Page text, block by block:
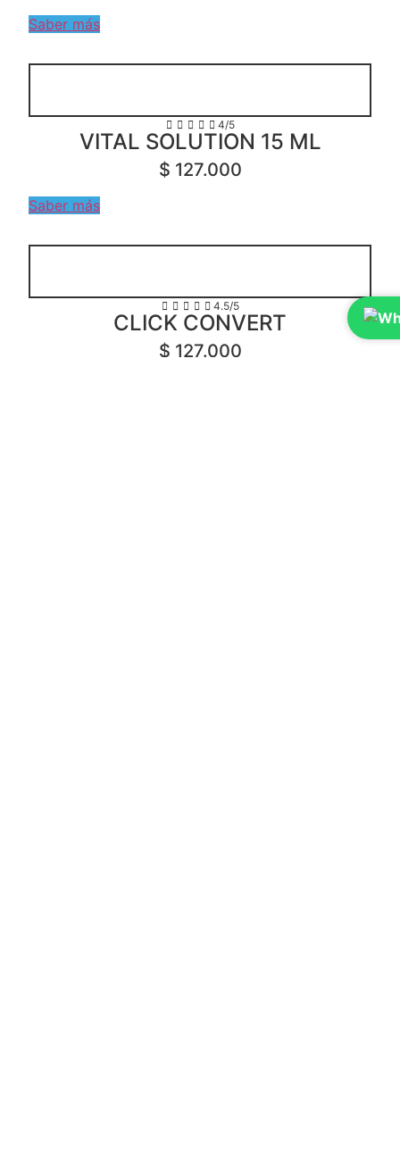
Saber más
     4/5
VITAL SOLUTION 15 ML
$ 127.000
Saber más
     4.5/5
CLICK CONVERT
$ 127.000